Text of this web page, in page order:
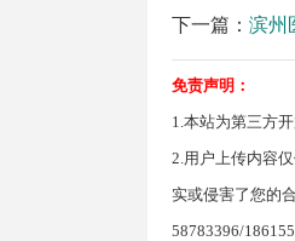
下一篇： 滨州
免责声明：
1.本站为第三方
2.用户上传内容
实或侵害了您的
58783396/